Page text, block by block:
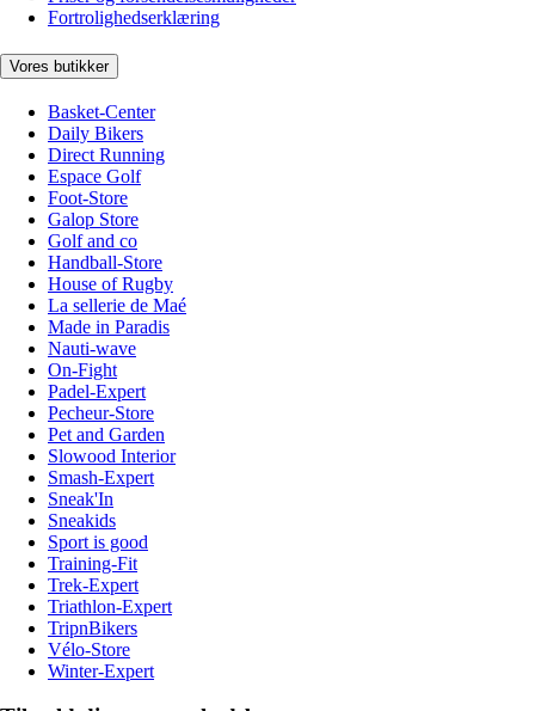
Fortrolighedserklæring
Vores butikker
Basket-Center
Daily Bikers
Direct Running
Espace Golf
Foot-Store
Galop Store
Golf and co
Handball-Store
House of Rugby
La sellerie de Maé
Made in Paradis
Nauti-wave
On-Fight
Padel-Expert
Pecheur-Store
Pet and Garden
Slowood Interior
Smash-Expert
Sneak'In
Sneakids
Sport is good
Training-Fit
Trek-Expert
Triathlon-Expert
TripnBikers
Vélo-Store
Winter-Expert